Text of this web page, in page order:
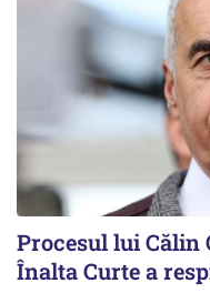
Procesul lui Călin
Înalta Curte a